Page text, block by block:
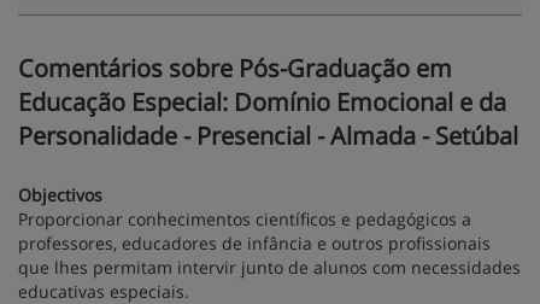
Comentários sobre Pós-Graduação em
Educação Especial: Domínio Emocional e da
Personalidade - Presencial - Almada - Setúbal
Objectivos
Proporcionar conhecimentos científicos e pedagógicos a
professores, educadores de infância e outros profissionais
que lhes permitam intervir junto de alunos com necessidades
educativas especiais.